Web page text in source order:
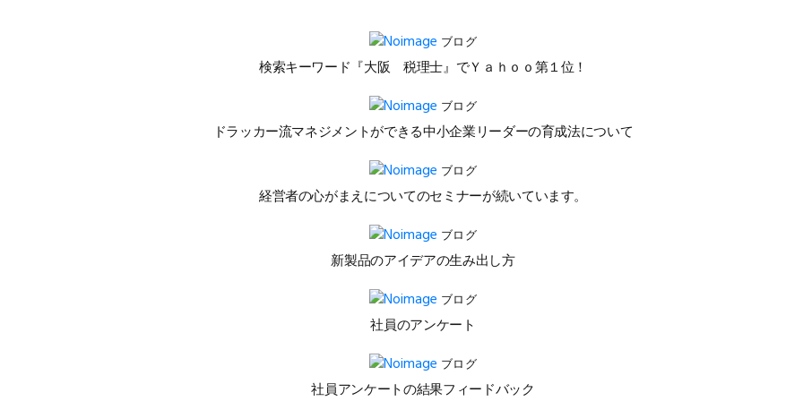
ブログ
検索キーワード『大阪 税理士』でＹａｈｏｏ第１位！
ブログ
ドラッカー流マネジメントができる中小企業リーダーの育成法について
ブログ
経営者の心がまえについてのセミナーが続いています。
ブログ
新製品のアイデアの生み出し方
ブログ
社員のアンケート
ブログ
社員アンケートの結果フィードバック